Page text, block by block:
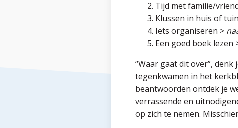
Tijd met familie/
Klussen in huis of
Iets organiseren >
Een goed boek lezen
“Waar gaat dit over”,
tegenkwamen in het
beantwoorden ontdek je
verrassende en
op zich te nemen.